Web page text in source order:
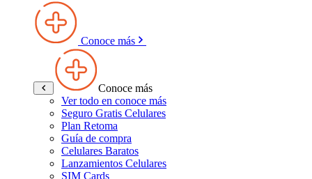
Conoce más
Conoce más
Ver todo en conoce más
Seguro Gratis Celulares
Plan Retoma
Guía de compra
Celulares Baratos
Lanzamientos Celulares
SIM Cards